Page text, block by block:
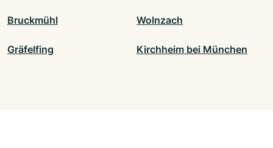
Bruckmühl Wolnzach
Gräfelfing Kirchheim bei München